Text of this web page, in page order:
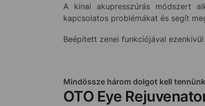
A kínai akupresszúrás módszert
kapcsolatos problémákat és segít
Beépített zenei funkciójával
Mindössze három dolgot kell
OTO Eye